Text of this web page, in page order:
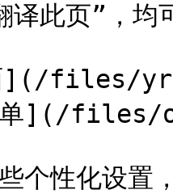
译此页”，均
](/files/
单](/files/
个性化设置